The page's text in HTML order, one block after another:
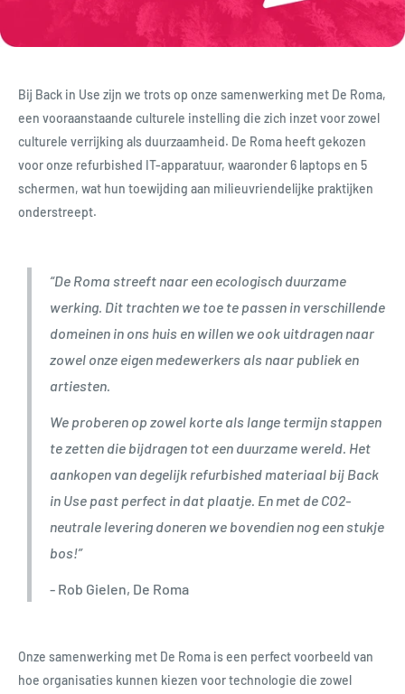
Bij Back in Use zijn we trots op onze samenwerking met De Roma,
een vooraanstaande culturele instelling die zich inzet voor zowel
culturele verrijking als duurzaamheid. De Roma heeft gekozen
voor onze refurbished IT-apparatuur, waaronder 6 laptops en 5
schermen, wat hun toewijding aan milieuvriendelijke praktijken
onderstreept.
“De Roma streeft naar een ecologisch duurzame
werking. Dit trachten we toe te passen in verschillende
domeinen in ons huis en willen we ook uitdragen naar
zowel onze eigen medewerkers als naar publiek en
artiesten.
We proberen op zowel korte als lange termijn stappen
te zetten die bijdragen tot een duurzame wereld. Het
aankopen van degelijk refurbished materiaal bij Back
in Use past perfect in dat plaatje. En met de CO2-
neutrale levering doneren we bovendien nog een stukje
bos!”
- Rob Gielen, De Roma
Onze samenwerking met De Roma is een perfect voorbeeld van
hoe organisaties kunnen kiezen voor technologie die zowel